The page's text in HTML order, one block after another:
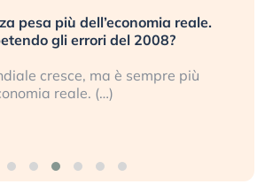
pesa più dell’economia reale.
gli errori del 2008?
cresce, ma è sempre più
reale. (…)